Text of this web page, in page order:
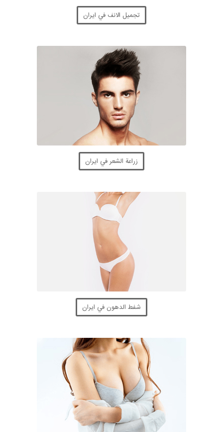
تجميل الانف في ايران
زراعة الشعر في ايران
شفط الدهون في ايران